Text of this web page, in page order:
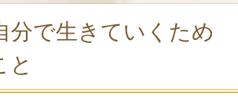
分で生きていくため
と